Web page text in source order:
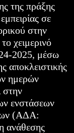
της πράξης
σε
στην
χειμερινό
2025, μέσω
αποκλειστικής
ημερών
στην
ενστάσεων
(ΑΔΑ: